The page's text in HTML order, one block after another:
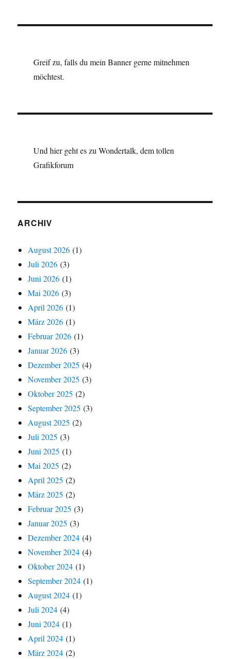
Greif zu, falls du mein Banner gerne mitnehmen
möchtest.
Und hier geht es zu Wondertalk, dem tollen
Grafikforum
ARCHIV
August 2026 (1)
Juli 2026 (3)
Juni 2026 (1)
Mai 2026 (3)
April 2026 (1)
März 2026 (1)
Februar 2026 (1)
Januar 2026 (3)
Dezember 2025 (4)
November 2025 (3)
Oktober 2025 (2)
September 2025 (3)
August 2025 (2)
Juli 2025 (3)
Juni 2025 (1)
Mai 2025 (2)
April 2025 (2)
März 2025 (2)
Februar 2025 (3)
Januar 2025 (3)
Dezember 2024 (4)
November 2024 (4)
Oktober 2024 (1)
September 2024 (1)
August 2024 (1)
Juli 2024 (4)
Juni 2024 (1)
April 2024 (1)
März 2024 (2)